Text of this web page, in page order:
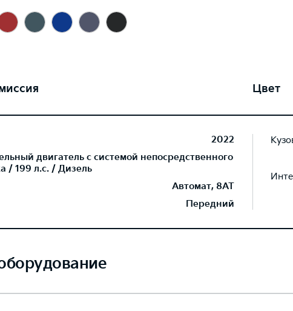
2022
двигатель с системой непосредственного
/ 199 л.с. / Дизель
Автомат, 8AT
Передний
Цвет